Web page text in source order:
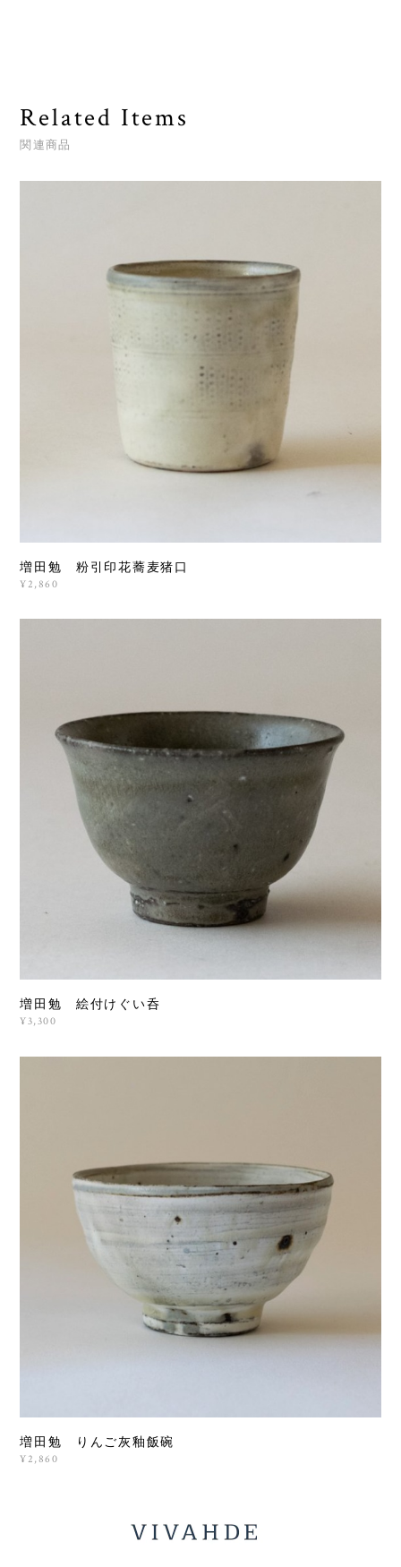
Related Items
関連商品
増田勉 粉引印花蕎麦猪口
¥2,860
増田勉 絵付けぐい呑
¥3,300
増田勉 りんご灰釉飯碗
¥2,860